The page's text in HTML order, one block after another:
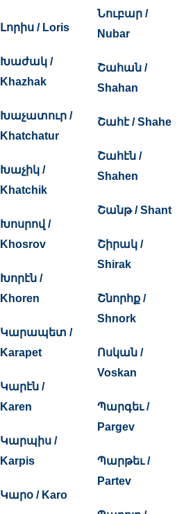
Լորիս / Loris
Խաժակ /
Khazhak
Խաչատուր /
Khatchatur
Խաչիկ /
Khatchik
Խոսրով /
Khosrov
Խորէն /
Khoren
Կարապետ /
Karapet
Կարէն /
Karen
Կարպիս /
Karpis
Կարօ / Karo
Նուբար /
Nubar
Շահան /
Shahan
Շահէ / Shahe
Շահէն /
Shahen
Շանթ / Shant
Շիրակ /
Shirak
Շնորհք /
Shnork
Ոսկան /
Voskan
Պարգեւ /
Pargev
Պարթեւ /
Partev